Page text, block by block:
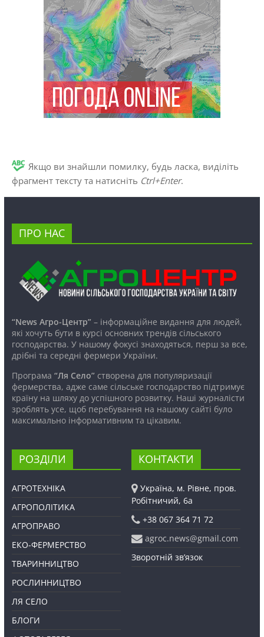
Якщо ви знайшли помилку, будь ласка, виділіть
фрагмент тексту та натисніть Ctrl+Enter.
ПРО НАС
“News Агро-Центр”– інформаційне видання для людей,
які хочуть бути в курсі основних трендів сільського
господарства. У нашому фокусі знаходяться, перш за все,
дрібні та середні фермери України.
Програма “Ля Село”створена для популяризації
фермерства, адже саме сільське господарство підтримує
країну на шляху до успішного розвитку. Наші журналісти
зроблять усе, щоб перебування на нашому сайті було
максимально інформативним та цікавим.
РОЗДІЛИ
АГРОТЕХНІКА
АГРОПОЛІТИКА
АГРОПРАВО
ЕКО-ФЕРМЕРСТВО
ТВАРИННИЦТВО
РОСЛИННИЦТВО
ЛЯ СЕЛО
БЛОГИ
КОНТАКТИ
Україна, м. Рівне, пров.
Робітничий, 6а
+38 067 364 71 72
agroc.news@gmail.com
Зворотній зв’язок